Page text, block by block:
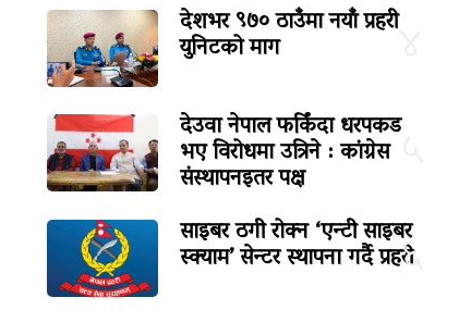
४
देशभर ९७० ठाउँमा नयाँ प्रहरी
युनिटको माग
देउवा नेपाल फर्किंदा धरपकड
भए विरोधमा उत्रिने : कांग्रेस
संस्थापनइतर पक्ष
६
साइबर ठगी रोक्न ‘एन्टी साइबर
स्क्याम’ सेन्टर स्थापना गर्दै प्रहरी